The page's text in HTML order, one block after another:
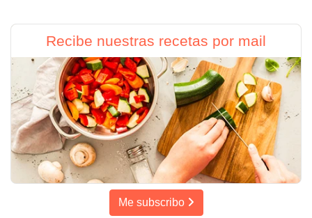
Recibe nuestras recetas por mail
Me subscribo